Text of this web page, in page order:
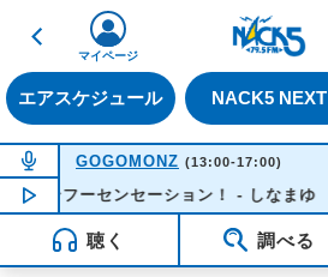
戻る
エアスケジュール NACK5 NEXT
マイページ
NOW ON AIR
GOGOMONZ (13:00-17:00)
NOW PLAYING 13:37
カンフーセンセーション！ - しなまゆ
聴く 調べる